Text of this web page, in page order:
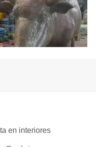
en interiores